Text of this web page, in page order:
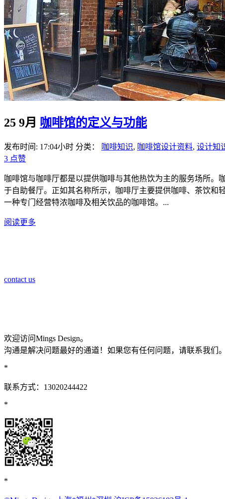
25 9月 咖啡馆的定义与功能
发布时间: 17:04小时 分类： 咖啡知识, 咖啡馆设计资料, 设计知
3 点赞
咖啡馆与咖啡厅都是以提供咖啡与其他热饮为主的服务场所
于自助餐厅。正如其名称所示，咖啡厅主要提供咖啡、茶饮和
一种专门经营特浓咖啡及相关饮品的咖啡馆。...
阅读更多
contact us
欢迎访问Mings Design。
沟通是解决问题最好的通道！如果您有任何问题，请联系我们。
*
联系方式：13020244422
*
*